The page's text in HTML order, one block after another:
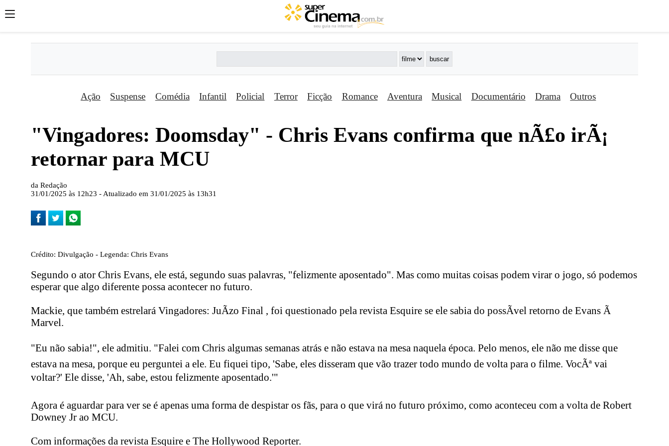
Ação Suspense Comédia Infantil Policial Terror Ficção Romance Aventura Musical Documentário Drama Outros
"Vingadores: Doomsday" - Chris Evans confirma que nÃ£o irÃ¡
retornar para MCU
da Redação
31/01/2025 às 12h23 - Atualizado em 31/01/2025 às 13h31
Crédito: Divulgação - Legenda: Chris Evans
Segundo o ator Chris Evans, ele está, segundo suas palavras, "felizmente aposentado". Mas como muitas coisas podem virar o jogo, só podemos
esperar que algo diferente possa acontecer no futuro.
Mackie, que também estrelará Vingadores: JuÃ­zo Final , foi questionado pela revista Esquire se ele sabia do possÃ­vel retorno de Evans Ã
Marvel.
"Eu não sabia!", ele admitiu. "Falei com Chris algumas semanas atrás e não estava na mesa naquela época. Pelo menos, ele não me disse que
estava na mesa, porque eu perguntei a ele. Eu fiquei tipo, 'Sabe, eles disseram que vão trazer todo mundo de volta para o filme. VocÃª vai
voltar?' Ele disse, 'Ah, sabe, estou felizmente aposentado.'"
Agora é aguardar para ver se é apenas uma forma de despistar os fãs, para o que virá no futuro próximo, como aconteceu com a volta de Robert
Downey Jr ao MCU.
Com informações da revista Esquire e The Hollywood Reporter.